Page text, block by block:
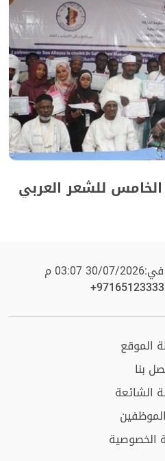
للشعر العربي
في:30/07/2026 03:07 م
+97165123333​
الموقع
بنا
الشائعة
الخصوصية